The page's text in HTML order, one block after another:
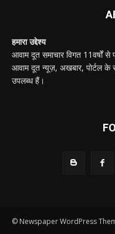
हमारा उद्देश्य
आवाम दूत समाचार विगत 11वर्षों
आवाम दूत न्यूज़, अखबार, पोर्टल के
उपलब्ध हैं।
© Newspaper WordPress